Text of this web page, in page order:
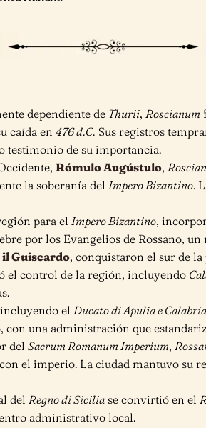
dependiente de Thurii, Roscianum
caída en 476 d.C. Sus registros
testimonio de su importancia.
Rómulo Augústulo,
la soberanía del Impero Bizantino.
para el Impero Bizantino,
por los Evangelios de Rossano,
Guiscardo, conquistaron el sur de
el control de la región, incluyendo
el Ducato di Apulia e Calabria
con una administración que
del Sacrum Romanum Imperium,
el imperio. La ciudad mantuvo su
del Regno di Sicilia se convirtió en el
administrativo local.